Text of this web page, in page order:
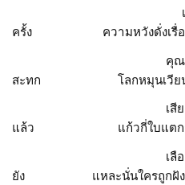
เสียงที่ดังกว่า
ครั้ง ความหวังดั่งเรื่องเ
คุณอยากขำทั้ง
สะทก โลกหมุนเวียนไหล
เสียงที่ดังกว่าร
แล้ว แก้วกี่ใบแตกกระจ
เลือดใครไหลลู
ยัง แหละนั่นใครถูกฝังทั้